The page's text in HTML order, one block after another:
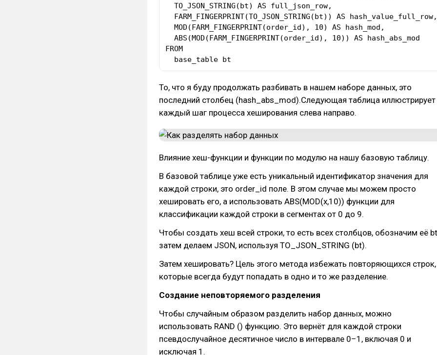
  TO_JSON_STRING(bt) AS full_json_row,
  FARM_FINGERPRINT(TO_JSON_STRING(bt)) AS hash_value_full_row,
  MOD(FARM_FINGERPRINT(order_id), 10) AS hash_mod,
  ABS(MOD(FARM_FINGERPRINT(order_id), 10)) AS hash_abs_mod
FROM
  base_table bt
То, что я буду продолжать разбивать в нашем наборе данных, это
последний столбец (hash_abs_mod).Следующая таблица иллюстрирует
каждый шаг процесса хеширования слева направо.
Влияние хеш-функции и функции по модулю на нашу базовую таблицу.
В базовой таблице уже есть уникальный идентификатор значения для
каждой строки, это order_id поле. В этом случае мы можем просто
хешировать его, а использовать ABS(MOD(x,10)) функции для
классификации каждой строки в сегментах от 0 до 9.
Чтобы создать хеш всей строки, то есть всех столбцов, обозначим её
затем делаем JSON, используя TO_JSON_STRING (bt).
Затем хешировать? Цель этого метода избежать повторяющихся строк,
которые всегда будут попадать в одно и то же разделение.
Создание неповторяемого разделения
Чтобы случайным образом разделить набор данных, можно
использовать RAND () функцию. Это вернёт для каждой строки
псевдослучайное десятичное число в интервале 0–1, включая 0 и
исключая 1.